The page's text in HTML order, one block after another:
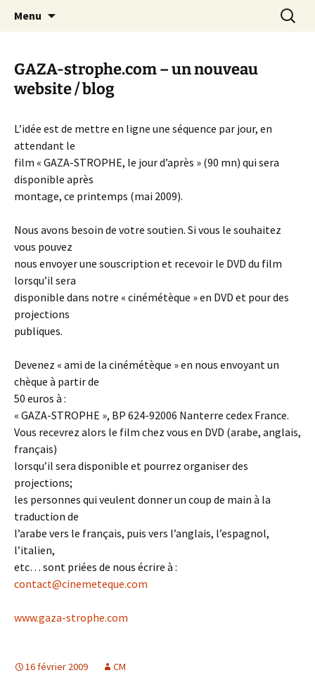
Canal Marches
Menu
GAZA-strophe.com – un nouveau
website / blog
L’idée est de mettre en ligne une séquence par jour, en
attendant le
film « GAZA-STROPHE, le jour d’après » (90 mn) qui sera
disponible après
montage, ce printemps (mai 2009).
Nous avons besoin de votre soutien. Si vous le souhaitez
vous pouvez
nous envoyer une souscription et recevoir le DVD du film
lorsqu’il sera
disponible dans notre « cinémétèque » en DVD et pour des
projections
publiques.
Devenez « ami de la cinémétèque » en nous envoyant un
chèque à partir de
50 euros à :
« GAZA-STROPHE », BP 624-92006 Nanterre cedex France.
Vous recevrez alors le film chez vous en DVD (arabe, anglais,
français)
lorsqu’il sera disponible et pourrez organiser des
projections;
les personnes qui veulent donner un coup de main à la
traduction de
l’arabe vers le français, puis vers l’anglais, l’espagnol,
l’italien,
etc… sont priées de nous écrire à :
contact@cinemeteque.com
www.gaza-strophe.com
16 février 2009 CM